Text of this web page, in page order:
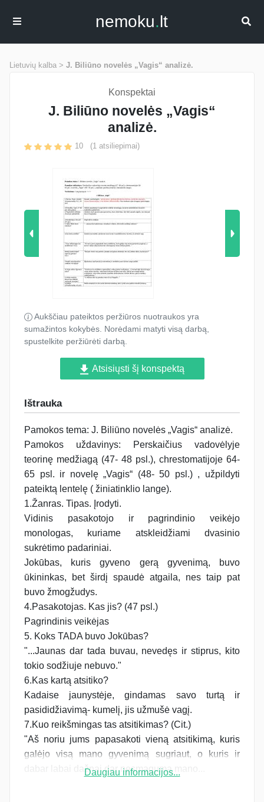
nemoku.lt
Lietuvių kalba > J. Biliūno novelės „Vagis“ analizė.
Konspektai
J. Biliūno novelės „Vagis“
analizė.
10 (1 atsiliepimai)
Aukščiau pateiktos peržiūros nuotraukos yra
sumažintos kokybės. Norėdami matyti visą darbą,
spustelkite peržiūrėti darbą.
Atsisiųsti šį konspektą
Ištrauka
Pamokos tema: J. Biliūno novelės „Vagis“ analizė.
Pamokos uždavinys: Perskaičius vadovėlyje
teorinę medžiagą (47- 48 psl.), chrestomatijoje 64-
65 psl. ir novelę „Vagis“ (48- 50 psl.) , užpildyti
pateiktą lentelę ( žiniatinklio lange).
1.Žanras. Tipas. Įrodyti.
Vidinis pasakotojo ir pagrindinio veikėjo
monologas, kuriame atskleidžiami dvasinio
sukrėtimo padariniai.
Jokūbas, kuris gyveno gerą gyvenimą, buvo
ūkininkas, bet širdį spaudė atgaila, nes taip pat
buvo žmogžudys.
4.Pasakotojas. Kas jis? (47 psl.)
Pagrindinis veikėjas
5. Koks TADA buvo Jokūbas?
"...Jaunas dar tada buvau, nevedęs ir stiprus, kito
tokio sodžiuje nebuvo."
6.Kas kartą atsitiko?
Kadaise jaunystėje, gindamas savo turtą ir
pasididžiavimą- kumelį, jis užmušė vagį.
7.Kuo reikšmingas tas atsitikimas? (Cit.)
"Aš noriu jums papasakoti vieną atsitikimą, kuris
galėjo visą mano gyvenimą sugriaut, o kuris ir
dabar labai dažnai dar nesmagumą mano...
Daugiau informacijos...